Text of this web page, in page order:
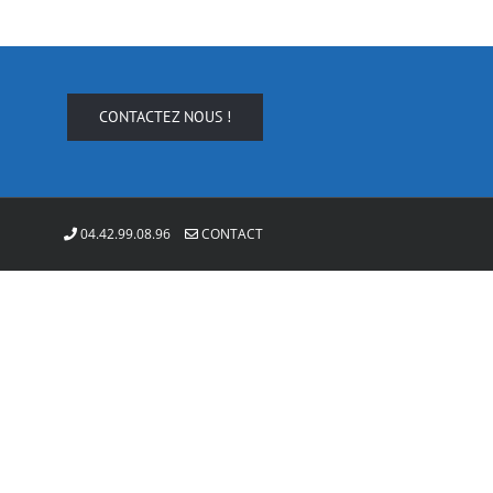
CONTACTEZ NOUS !
04.42.99.08.96 CONTACT